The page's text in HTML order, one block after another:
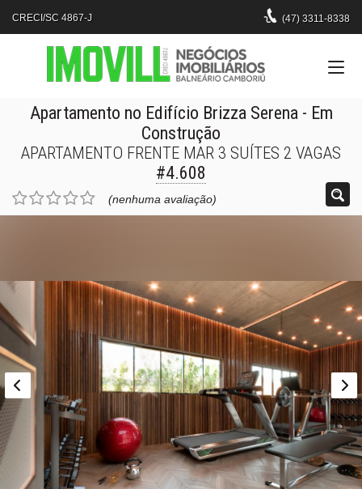
CRECI/SC 4867-J (47) 3311-8338
Apartamento no Edifício Brizza Serena- Em
Construção
APARTAMENTO FRENTE MAR 3 SUÍTES 2 VAGAS
#4.608
(nenhuma avaliação)